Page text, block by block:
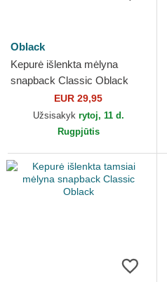
Oblack
Kepurė išlenkta mėlyna
snapback Classic Oblack
EUR 29,95
Užsisakyk rytoj, 11 d.
Rugpjūtis